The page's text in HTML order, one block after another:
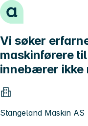
Hopp til innhold
Vi søker
maskinførere
innebærer ikke
Stangeland Maskin AS